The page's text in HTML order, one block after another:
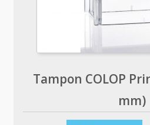
Tampon COLOP
mm)